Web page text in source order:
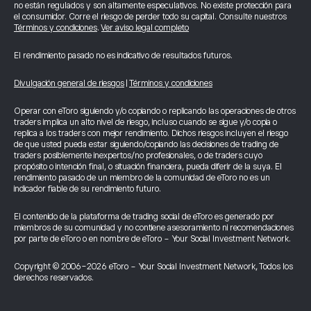
no están regulados y son altamente especulativos. No existe protección para
el consumidor. Corre el riesgo de perder todo su capital. Consulte nuestros
Términos y condiciones.Ver aviso legal completo
El rendimiento pasado no es indicativo de resultados futuros.
Divulgación general de riesgos Términos y condiciones
Operar con eToro siguiendo y/o copiando o replicando las operaciones de otros
traders implica un alto nivel de riesgo, incluso cuando se sigue y/o copia o
replica a los traders con mejor rendimiento. Dichos riesgos incluyen el riesgo
de que usted pueda estar siguiendo/copiando las decisiones de trading de
traders posiblemente inexpertos/no profesionales, o de traders cuyo
propósito o intención final, o situación financiera, pueda diferir de la suya. El
rendimiento pasado de un miembro de la comunidad de eToro no es un
indicador fiable de su rendimiento futuro.
El contenido de la plataforma de trading social de eToro es generado por
miembros de su comunidad y no contiene asesoramiento ni recomendaciones
por parte de eToro o en nombre de eToro - Your Social Investment Network.
Copyright © 2006-2026 eToro - Your Social Investment Network, Todos los
derechos reservados.